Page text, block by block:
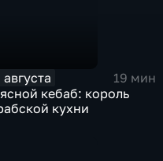
августа
19 мин
кебаб: король
кухни